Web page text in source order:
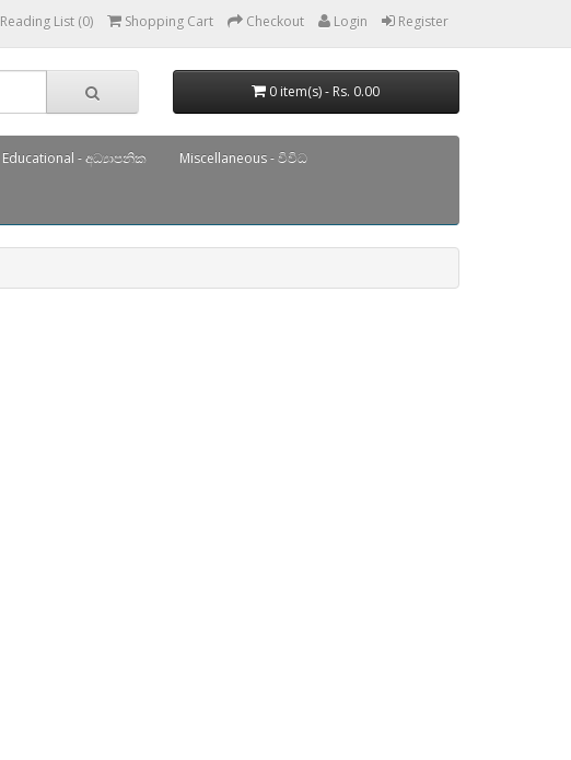
Reading List (0) Shopping Cart Checkout Login Register
0 item(s) - Rs. 0.00
Educational - අධ්‍යාපනික Miscellaneous - විවිධ